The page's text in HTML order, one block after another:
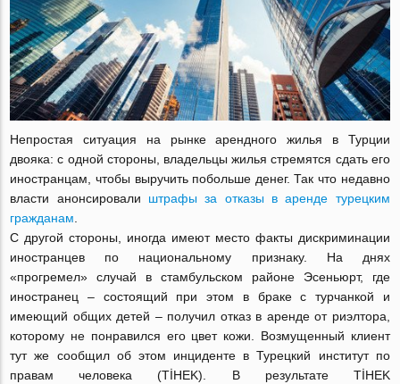
Непростая ситуация на рынке арендного жилья в Турции
двояка: с одной стороны, владельцы жилья стремятся сдать его
иностранцам, чтобы выручить побольше денег. Так что недавно
власти анонсировали штрафы за отказы в аренде турецким
гражданам
С другой стороны, иногда имеют место факты дискриминации
иностранцев по национальному признаку. На днях
«прогремел» случай в стамбульском районе Эсеньюрт, где
иностранец – состоящий при этом в браке с турчанкой и
имеющий общих детей – получил отказ в аренде от риэлтора,
которому не понравился его цвет кожи. Возмущенный клиент
тут же сообщил об этом инциденте в Турецкий институт по
правам человека (TİHEK). В результате TİHEK